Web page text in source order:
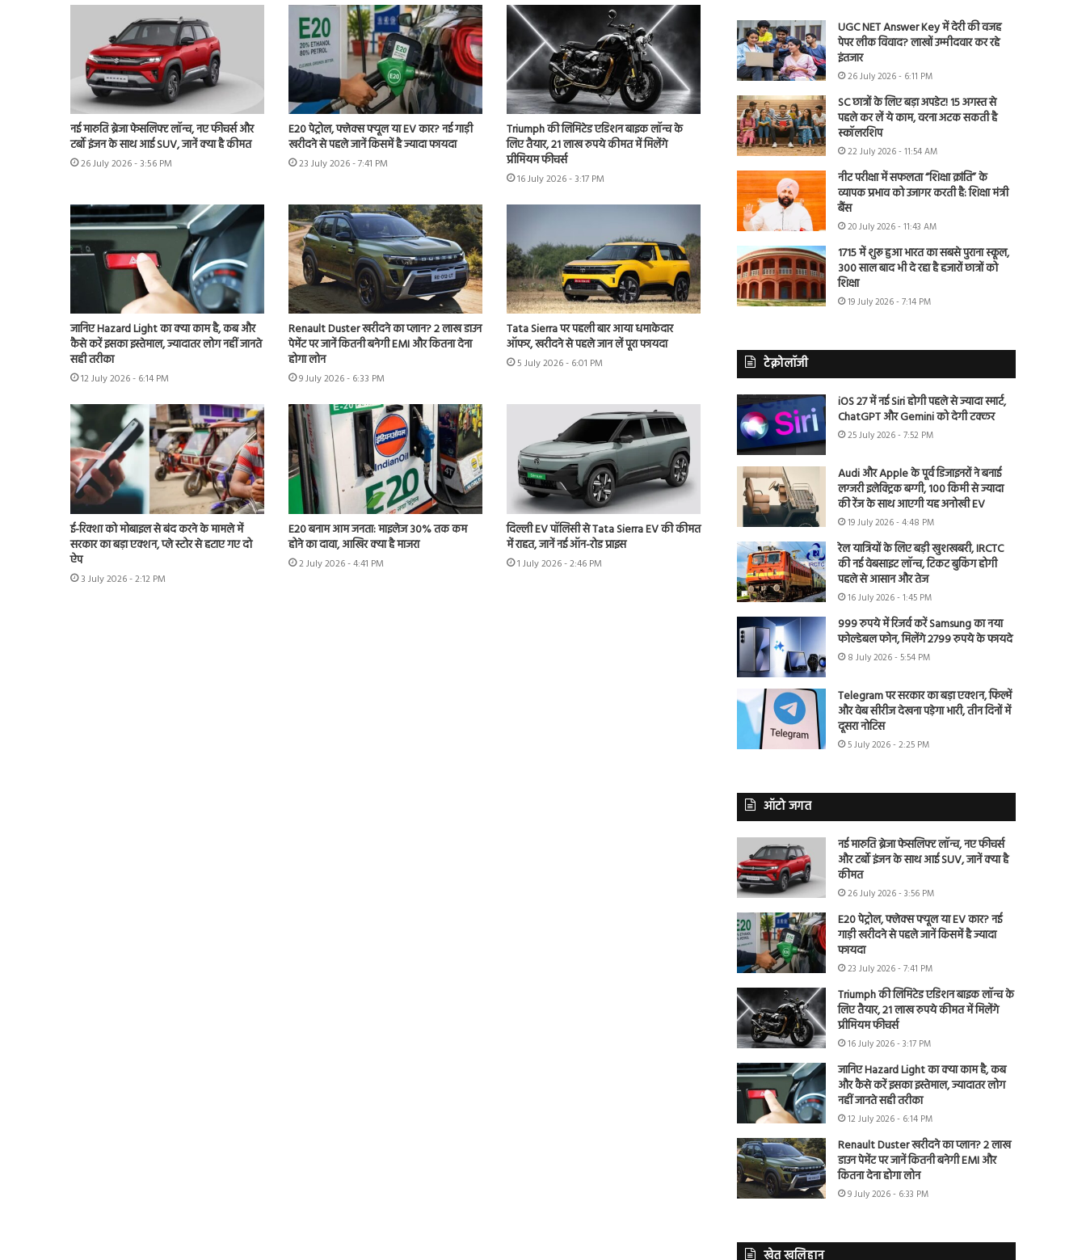
नई मारुति ब्रेजा फेसलिफ्ट लॉन्च, नए फीचर्स और
टर्बो इंजन के साथ आई SUV, जानें क्या है कीमत
26 July 2026 - 3:56 PM
E20 पेट्रोल, फ्लेक्स फ्यूल या EV कार? नई गाड़ी
खरीदने से पहले जानें किसमें है ज्यादा फायदा
23 July 2026 - 7:41 PM
Triumph की लिमिटेड एडिशन बाइक लॉन्च के
लिए तैयार, 21 लाख रुपये कीमत में मिलेंगे
प्रीमियम फीचर्स
16 July 2026 - 3:17 PM
जानिए Hazard Light का क्या काम है, कब और
कैसे करें इसका इस्तेमाल, ज्यादातर लोग नहीं जानते
सही तरीका
12 July 2026 - 6:14 PM
Renault Duster खरीदने का प्लान? 2 लाख डाउन
पेमेंट पर जानें कितनी बनेगी EMI और कितना देना
होगा लोन
9 July 2026 - 6:33 PM
Tata Sierra पर पहली बार आया धमाकेदार
ऑफर, खरीदने से पहले जान लें पूरा फायदा
5 July 2026 - 6:01 PM
ई-रिक्शा को मोबाइल से बंद करने के मामले में
सरकार का बड़ा एक्शन, प्ले स्टोर से हटाए गए दो
ऐप
3 July 2026 - 2:12 PM
E20 बनाम आम जनता: माइलेज 30% तक कम
होने का दावा, आखिर क्या है माजरा
2 July 2026 - 4:41 PM
दिल्ली EV पॉलिसी से Tata Sierra EV की कीमत
में राहत, जानें नई ऑन-रोड प्राइस
1 July 2026 - 2:46 PM
UGC NET Answer Key में देरी की वजह
पेपर लीक विवाद? लाखों उम्मीदवार कर रहे
इंतजार
26 July 2026 - 6:11 PM
SC छात्रों के लिए बड़ा अपडेट! 15 अगस्त से
पहले कर लें ये काम, वरना अटक सकती है
स्कॉलरशिप
22 July 2026 - 11:54 AM
नीट परीक्षा में सफलता “शिक्षा क्रांति” के
व्यापक प्रभाव को उजागर करती है: शिक्षा मंत्री
बैंस
20 July 2026 - 11:43 AM
1715 में शुरू हुआ भारत का सबसे पुराना स्कूल,
300 साल बाद भी दे रहा है हजारों छात्रों को
शिक्षा
19 July 2026 - 7:14 PM
टेक्नोलॉजी
iOS 27 में नई Siri होगी पहले से ज्यादा स्मार्ट,
ChatGPT और Gemini को देगी टक्कर
25 July 2026 - 7:52 PM
Audi और Apple के पूर्व डिजाइनरों ने बनाई
लग्जरी इलेक्ट्रिक बग्गी, 100 किमी से ज्यादा
की रेंज के साथ आएगी यह अनोखी EV
19 July 2026 - 4:48 PM
रेल यात्रियों के लिए बड़ी खुशखबरी, IRCTC
की नई वेबसाइट लॉन्च, टिकट बुकिंग होगी
पहले से आसान और तेज
16 July 2026 - 1:45 PM
999 रुपये में रिजर्व करें Samsung का नया
फोल्डेबल फोन, मिलेंगे 2799 रुपये के फायदे
8 July 2026 - 5:54 PM
Telegram पर सरकार का बड़ा एक्शन, फिल्में
और वेब सीरीज देखना पड़ेगा भारी, तीन दिनों में
दूसरा नोटिस
5 July 2026 - 2:25 PM
ऑटो जगत
नई मारुति ब्रेजा फेसलिफ्ट लॉन्च, नए फीचर्स
और टर्बो इंजन के साथ आई SUV, जानें क्या है
कीमत
26 July 2026 - 3:56 PM
E20 पेट्रोल, फ्लेक्स फ्यूल या EV कार? नई
गाड़ी खरीदने से पहले जानें किसमें है ज्यादा
फायदा
23 July 2026 - 7:41 PM
Triumph की लिमिटेड एडिशन बाइक लॉन्च के
लिए तैयार, 21 लाख रुपये कीमत में मिलेंगे
प्रीमियम फीचर्स
16 July 2026 - 3:17 PM
जानिए Hazard Light का क्या काम है, कब
और कैसे करें इसका इस्तेमाल, ज्यादातर लोग
नहीं जानते सही तरीका
12 July 2026 - 6:14 PM
Renault Duster खरीदने का प्लान? 2 लाख
डाउन पेमेंट पर जानें कितनी बनेगी EMI और
कितना देना होगा लोन
9 July 2026 - 6:33 PM